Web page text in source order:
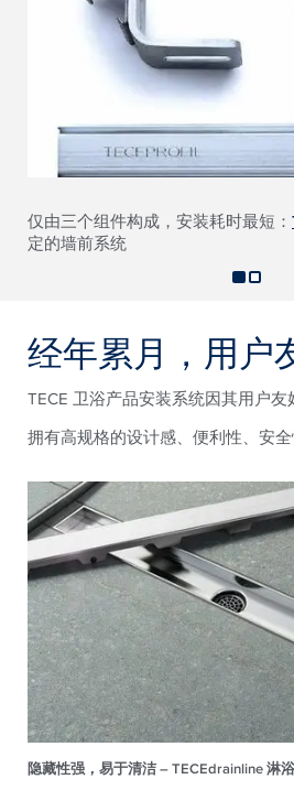
仅由三个组件构成，安装耗时最短：
定的墙前系统
经年累月，用户
TECE 卫浴产品安装系统因其用户友
拥有高规格的设计感、便利性、安全
隐藏性强，易于清洁 – TECEdrainline 淋